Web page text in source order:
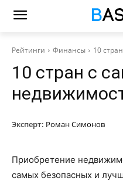
Рейтинги Финансы 10
10 стран с
Эксперт: Роман Симонов
Приобретение
самых безопасных и